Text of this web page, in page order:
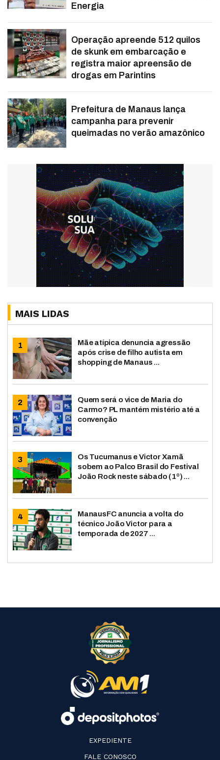
Energia
Operação apreende 512 quilos
de skunk em embarcação e
registra maior apreensão de
drogas em Parintins
Prefeitura de Manaus lança
campanha para prevenir
queimadas no verão amazônico
MAIS LIDAS
Mãe atípica denuncia agressão
após crise de filho autista em
shopping de Manaus ...
Quem será o vice de Maria do
Carmo? PL mantém mistério até a
convenção
Os Tucumanus e Victor Xamã
sobem ao Palco Brasil do Festival
João Rock neste sábado (1º) ...
ManausFC anuncia a volta do
técnico João Victor para a
temporada de 2027 ...
EXPEDIENTE
FALE CONOSCO